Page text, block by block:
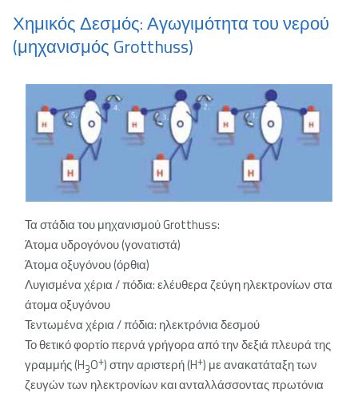
Χημικός Δεσμός: Αγωγιμότητα του νερού
(μηχανισμός Grotthuss)
Τα στάδια του μηχανισμού Grotthuss:
Άτομα υδρογόνου (γονατιστά)
Άτομα οξυγόνου (όρθια)
Λυγισμένα χέρια / πόδια: ελέυθερα ζεύγη ηλεκτρονίων στα
άτομα οξυγόνου
Τεντωμένα χέρια / πόδια: ηλεκτρόνια δεσμού
Το θετικό φορτίο περνά γρήγορα από την δεξιά πλευρά της
γραμμής (H3O+) στην αριστερή (H+) με ανακατάταξη των
ζευγών των ηλεκτρονίων και ανταλλάσσοντας πρωτόνια